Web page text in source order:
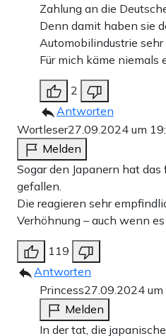
Zahlung an die
Denn damit haben sie
Automobilindustrie sehr
Für mich käme niemals
2
Antworten
Wortleser27.09.2024 um
Melden
Sogar den Japanern hat
gefallen.
Die reagieren sehr
Verhöhnung – auch wenn
119
Antworten
Princess27.09.2024
Melden
In der tat, die